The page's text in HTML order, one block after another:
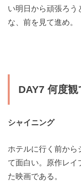
い明日から頑張ろう
な、前を見て進め。
DAY7 何度
シャイニング
ホテルに行く前から
て面白い。原作レイ
た映画である。